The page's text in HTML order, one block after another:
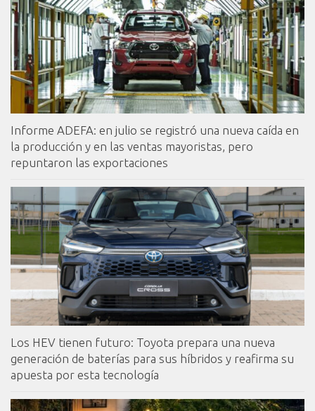
Informe ADEFA: en julio se registró una nueva caída en
la producción y en las ventas mayoristas, pero
repuntaron las exportaciones
Los HEV tienen futuro: Toyota prepara una nueva
generación de baterías para sus híbridos y reafirma su
apuesta por esta tecnología